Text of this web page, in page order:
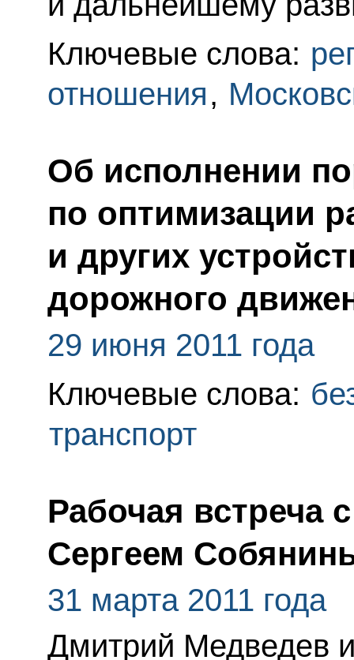
Ключевые слова:
отношения,
Об исполнении
по оптимизации
и других
дорожного
29 июня 2011 года
Ключевые слова:
транспорт
Рабочая встреча
Сергеем
31 марта 2011 года
Дмитрий Медведев